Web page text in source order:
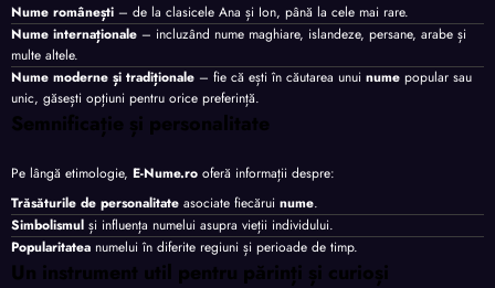
Nume românești – de la clasicele Ana și Ion, până la cele mai rare.
Nume internaționale – incluzând nume maghiare, islandeze, persane, arabe și
multe altele.
Nume moderne și tradiționale – fie că ești în căutarea unui nume popular sau
unic, găsești opțiuni pentru orice preferință.
Semnificație și personalitate
Pe lângă etimologie, E-Nume.ro oferă informații despre:
Trăsăturile de personalitate asociate fiecărui nume.
Simbolismul și influența numelui asupra vieții individului.
Popularitatea numelui în diferite regiuni și perioade de timp.
Un instrument util pentru părinți și curioși